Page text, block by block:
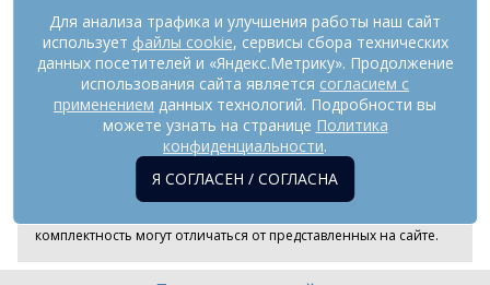
ИНФОРМАЦИЯ
РЕКВИЗИТЫ
На информационном ресурсе применяются
рекомендательные технологии (информационные технологии
предоставления информации на основе сбора,
систематизации и анализа сведений, относящихся к
предпочтениям пользователей сети «Интернет», находящихся
комплектность могут отличаться от представленных на сайте.
Для анализа трафика и улучшения работы наш сайт
использует файлы cookie, сервисы сбора технических
данных посетителей и «Яндекс.Метрику». Продолжение
использования сайта является согласием с
применением данных технологий. Подробности вы
можете узнать на странице Политика
конфиденциальности.
Я СОГЛАСЕН / СОГЛАСНА